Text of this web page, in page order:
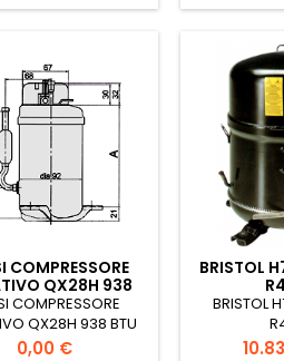
COMPRESSORE
QX28H 938
220V/50HZ
COMPRESSORE
QX28H 938 BTU
220V/50Hz
Prezzo
0,00 €
BRISTOL
BRISTOL